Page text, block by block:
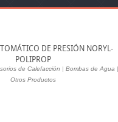
DE PRESIÓN NORYL-
POLIPROP
de Calefacción | Bombas de Agua |
Otros Productos